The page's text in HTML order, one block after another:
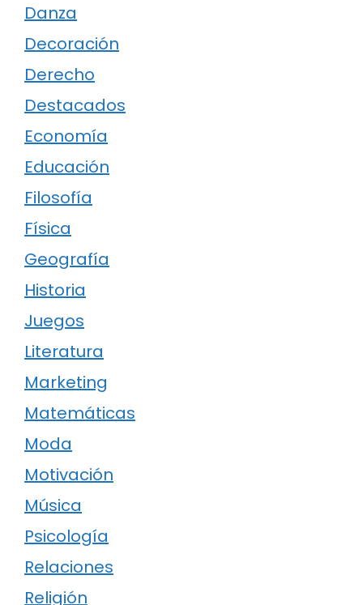
Danza
Decoración
Derecho
Destacados
Economía
Educación
Filosofía
Física
Geografía
Historia
Juegos
Literatura
Marketing
Matemáticas
Moda
Motivación
Música
Psicología
Relaciones
Religión